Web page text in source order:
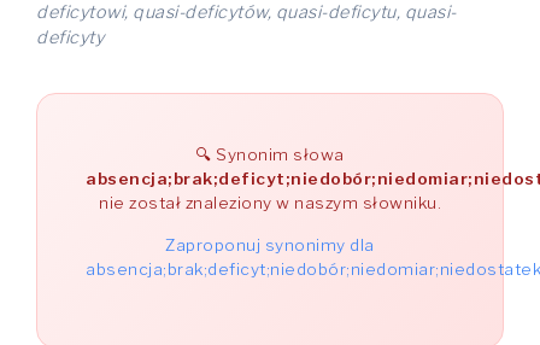
deficytowi, quasi-deficytów, quasi-deficytu, quasi-
deficyty
Synonim słowa
nie został znaleziony w naszym słowniku.
Zaproponuj synonimy dla